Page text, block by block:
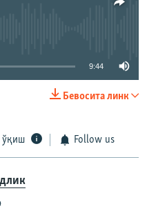
мавжуд эмас
9:44
Бевосита линк
ўқиш Follow us